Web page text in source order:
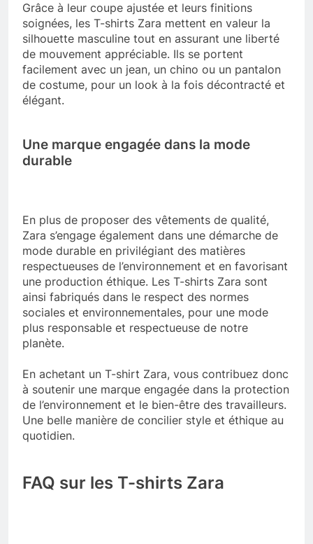
Grâce à leur coupe ajustée et leurs finitions
soignées, les T-shirts Zara mettent en valeur la
silhouette masculine tout en assurant une liberté
de mouvement appréciable. Ils se portent
facilement avec un jean, un chino ou un pantalon
de costume, pour un look à la fois décontracté et
élégant.
Une marque engagée dans la mode
durable
En plus de proposer des vêtements de qualité,
Zara s’engage également dans une démarche de
mode durable en privilégiant des matières
respectueuses de l’environnement et en favorisant
une production éthique. Les T-shirts Zara sont
ainsi fabriqués dans le respect des normes
sociales et environnementales, pour une mode
plus responsable et respectueuse de notre
planète.
En achetant un T-shirt Zara, vous contribuez donc
à soutenir une marque engagée dans la protection
de l’environnement et le bien-être des travailleurs.
Une belle manière de concilier style et éthique au
quotidien.
FAQ sur les T-shirts Zara